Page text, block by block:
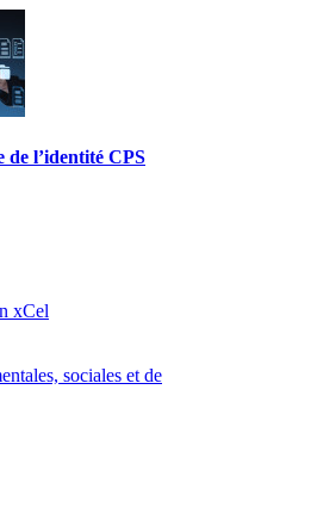
de l’identité CPS
xCel
sociales et de